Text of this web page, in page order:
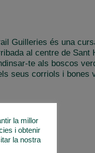
Guilleries és una
al centre de Sant
te als boscos
seus corriols i bones
la millor
i obtenir
la nostra